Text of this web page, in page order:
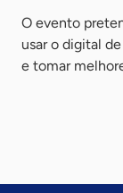
O evento
usar o digital
e tomar